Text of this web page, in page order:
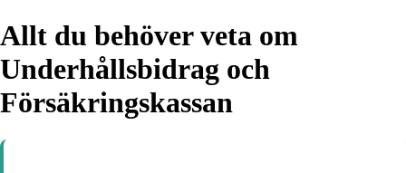
Allt du behöver veta om
Underhållsbidrag och
Försäkringskassan